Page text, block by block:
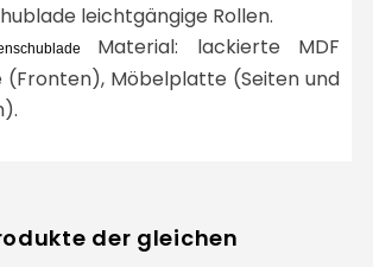
leichtgängige Rollen.
Material: lackierte MDF
(Fronten), Möbelplatte (Seiten und
der gleichen